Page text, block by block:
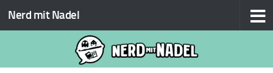
Zum Inhalt springen
Nerd mit Nadel